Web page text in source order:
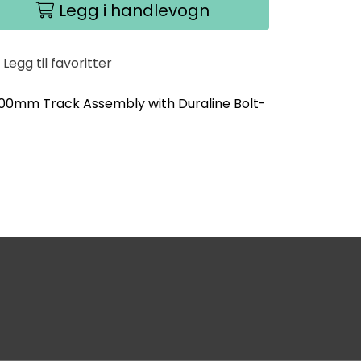
Legg i handlevogn
Legg til favoritter
Track Assembly with Duraline Bolt-